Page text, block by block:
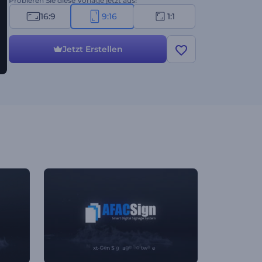
16:9 9:16 1:1
Jetzt Erstellen